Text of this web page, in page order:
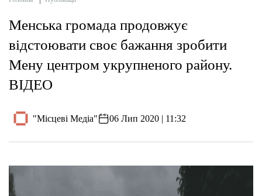
Менська громада продовжує
відстоювати своє бажання зробити
Мену центром укрупненого району.
ВІДЕО
"Місцеві Медіа" 06 Лип 2020 | 11:32